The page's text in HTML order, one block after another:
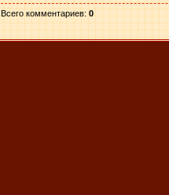
Всего комментариев: 0